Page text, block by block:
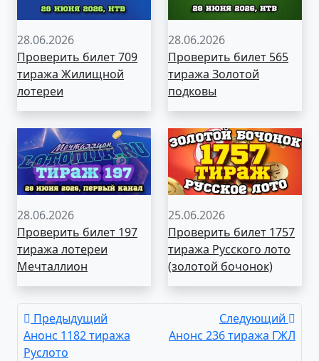
28.06.2026
Проверить билет 709
тиража Жилищной
лотереи
28.06.2026
Проверить билет 565
тиража Золотой
подковы
28.06.2026
Проверить билет 197
тиража лотереи
Мечталлион
25.06.2026
Проверить билет 1757
тиража Русского лото
(золотой бочонок)
Предыдущий
Анонс 1182 тиража
Руслото
Следующий
Анонс 236 тиража ГЖЛ